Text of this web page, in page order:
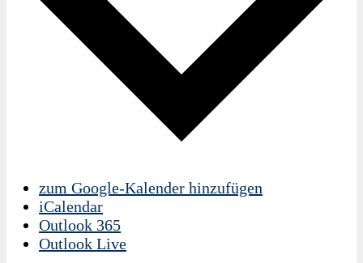
zum Google-Kalender hinzufügen
iCalendar
Outlook 365
Outlook Live